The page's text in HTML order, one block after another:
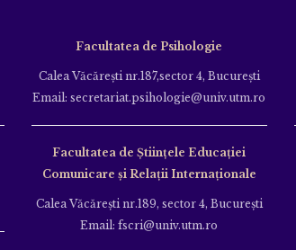
Facultatea de Psihologie
Calea Văcăreşti nr.187,sector 4, Bucureşti
Email: secretariat.psihologie@univ.utm.ro
Facultatea de Ştiinţele Educației
Comunicare și Relații Internaționale
Calea Văcăreşti nr.189, sector 4, Bucureşti
Email: fscri@univ.utm.ro